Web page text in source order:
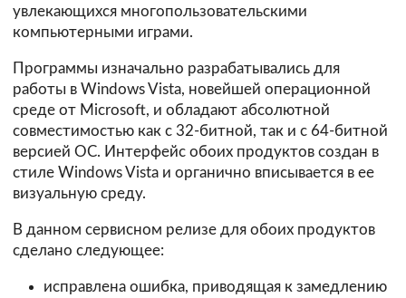
увлекающихся многопользовательскими
компьютерными играми.
Программы изначально разрабатывались для
работы в Windows Vista, новейшей операционной
среде от Microsoft, и обладают абсолютной
совместимостью как с 32-битной, так и с 64-битной
версией ОС. Интерфейс обоих продуктов создан в
стиле Windows Vista и органично вписывается в ее
визуальную среду.
В данном сервисном релизе для обоих продуктов
сделано следующее:
исправлена ошибка, приводящая к замедлению